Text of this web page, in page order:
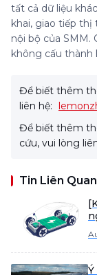
tất cả dữ liệu
khai, giao tiếp thị
nội bộ của
không cấu thành
Để biết thêm
liên hệ:
Để biết thêm
cứu, vui lòng
Tin Liên Quan